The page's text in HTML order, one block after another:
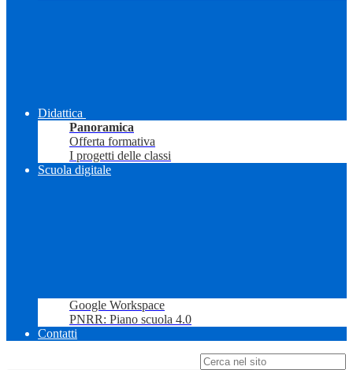
Didattica
Panoramica
Offerta formativa
I progetti delle classi
Scuola digitale
Google Workspace
PNRR: Piano scuola 4.0
Contatti